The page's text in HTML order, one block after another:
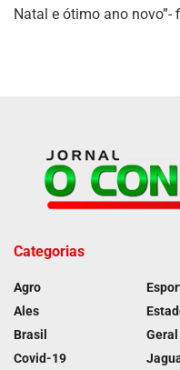
Natal e ótimo ano novo”-
Categorias
Agro
Ales
Brasil
Covid-19
Geral